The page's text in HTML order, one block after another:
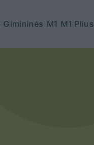
Gimininės M1 M1 Plius